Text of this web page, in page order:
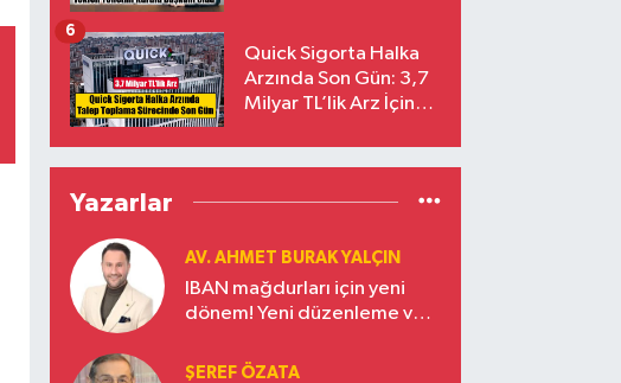
Quick Sigorta Halka
Arzında Son Gün: 3,7
Milyar TL’lik Arz İçin
Eriyor
6
Yazarlar
AV. AHMET BURAK YALÇIN
IBAN mağdurları için yeni
dönem! Yeni düzenleme ve
ŞEREF ÖZATA